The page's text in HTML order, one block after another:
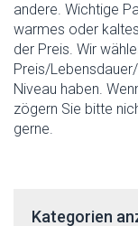
andere. Wichtige
warmes oder
der Preis. Wir
Preis/
Niveau haben.
zögern Sie bitte
gerne.
Kategorien